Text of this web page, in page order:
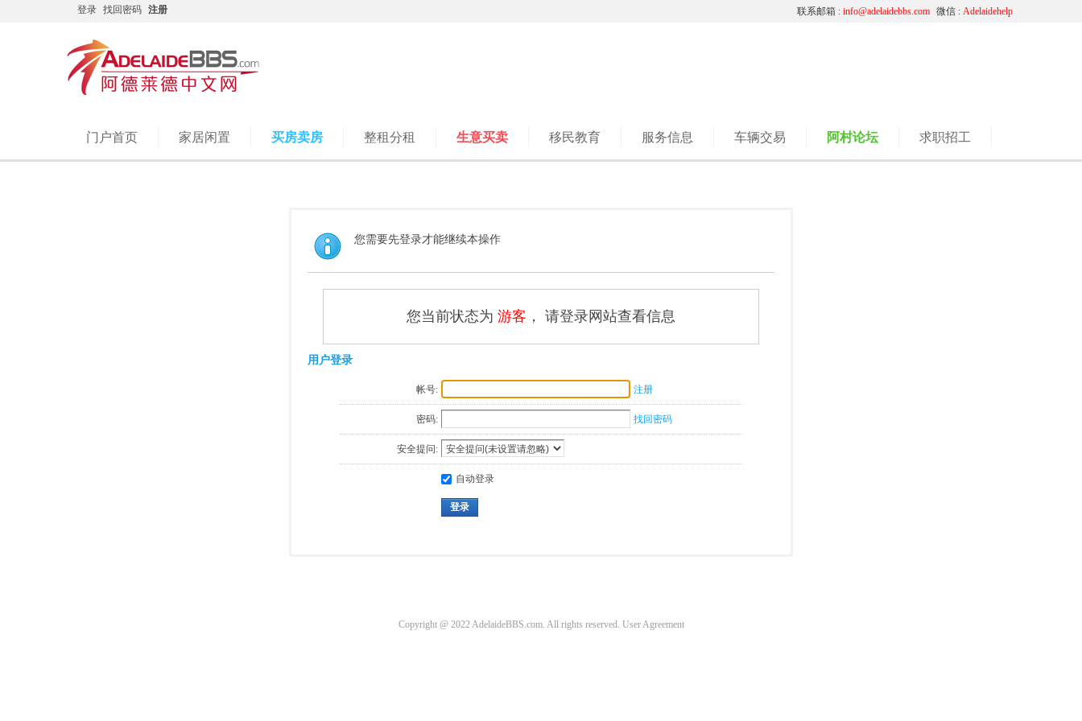
登录 找回密码 注册 微信 : Adelaidehelp
联系邮箱 : info@adelaidebbs.com
门户首页 家居闲置 买房卖房 整租分租 生意买卖 移民教育 服务信息 车辆交易 阿村论坛 求职招工
您需要先登录才能继续本操作
您当前状态为 游客 ， 请登录网站查看信息
用户登录
帐号: 注册
密码: 找回密码
安全提问:
自动登录
登录
Copyright @ 2022 AdelaideBBS.com. All rights reserved. User Agreement